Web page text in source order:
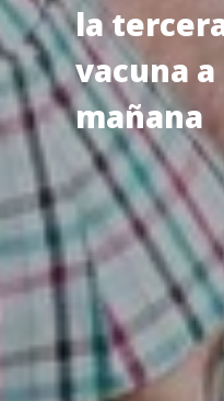
la
vacuna
mañana